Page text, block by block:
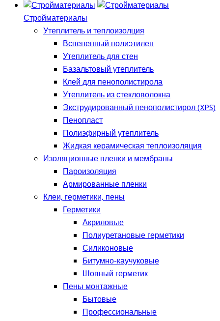
Стройматериалы
Утеплитель и теплоизолция
Вспененный полиэтилен
Утеплитель для стен
Базальтовый утеплитель
Клей для пенополистирола
Утеплитель из стекловолокна
Экструдированный пенополистирол (XPS)
Пенопласт
Полиэфирный утеплитель
Жидкая керамическая теплоизоляция
Изоляционные пленки и мембраны
Пароизоляция
Армированные пленки
Клеи, герметики, пены
Герметики
Акриловые
Полиуретановые герметики
Силиконовые
Битумно-каучуковые
Шовный герметик
Пены монтажные
Бытовые
Профессиональные